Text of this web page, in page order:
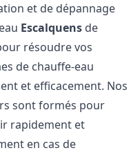
et de dépannage
Escalquens de
résoudre vos
de chauffe-eau
et efficacement. Nos
sont formés pour
rapidement et
en cas de